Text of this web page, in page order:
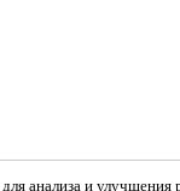
для анализа и улучшения